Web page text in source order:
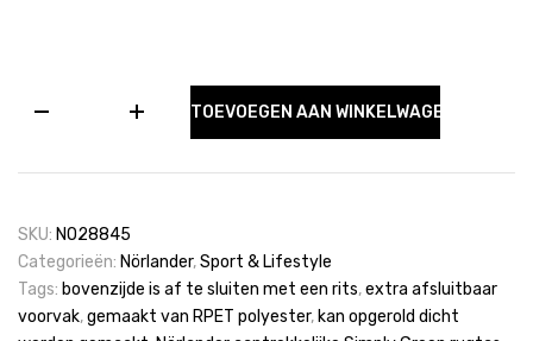
Rugtas
Blauw
aantal
TOEVOEGEN AAN WINKELWAGEN
SKU: NO28845
Categorieën: Nörlander,Sport & Lifestyle
Tags: bovenzijde is af te sluiten met een rits,extra afsluitbaar
voorvak,gemaakt van RPET polyester, kan opgerold dicht